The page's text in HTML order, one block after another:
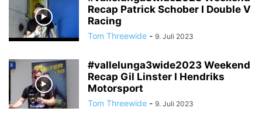
Recap Patrick Schober I Double V
Racing
Tom Threewide - 9. Juli 2023
#vallelunga3wide2023 Weekend
Recap Gil Linster I Hendriks
Motorsport
Tom Threewide - 9. Juli 2023